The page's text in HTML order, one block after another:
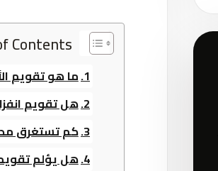
Contents
ما هو تقويم
هل تقويم
كم تستغرق
هل يؤلم